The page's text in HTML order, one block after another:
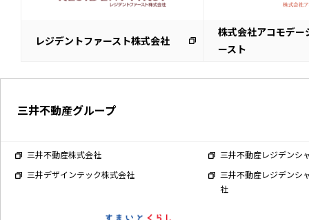
レジデントファースト株式会社
株式会社アコモデー
ースト
三井不動産グループ
三井不動産株式会社
三井不動産レジデンシ
三井デザインテック株式会社
三井不動産レジデンシ
社